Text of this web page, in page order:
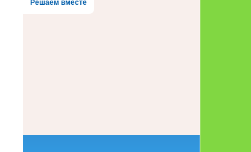
Решаем вместе